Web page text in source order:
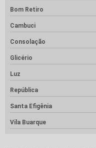
Bom Retiro
Cambuci
Consolação
Glicério
Luz
República
Santa Efigênia
Vila Buarque